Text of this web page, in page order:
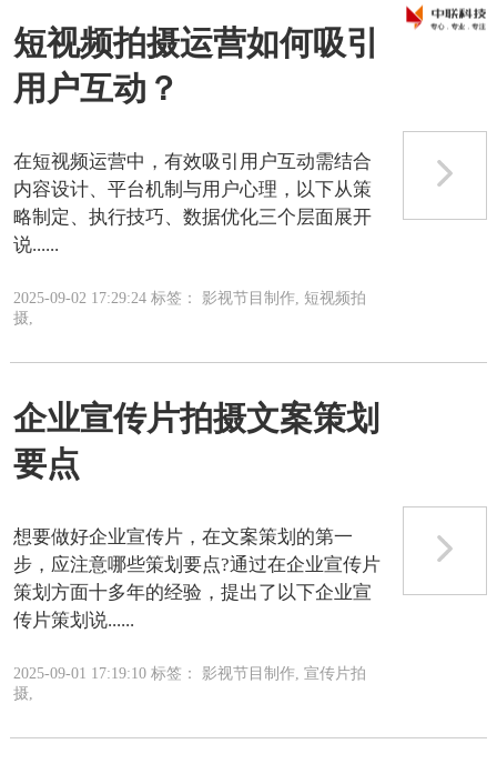
短视频拍摄运营如何吸引
用户互动？
在短视频运营中，有效吸引用户互动需结合
内容设计、平台机制与用户心理，以下从策
略制定、执行技巧、数据优化三个层面展开
说......
2025-09-02 17:29:24 标签： 影视节目制作, 短视频拍
摄,
企业宣传片拍摄文案策划
要点
想要做好企业宣传片，在文案策划的第一
步，应注意哪些策划要点?通过在企业宣传片
策划方面十多年的经验，提出了以下企业宣
传片策划说......
2025-09-01 17:19:10 标签： 影视节目制作, 宣传片拍
摄,